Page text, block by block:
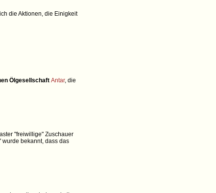
die Aktionen, die Einigkeit
Ölgesellschaft Antar, die
"freiwillige" Zuschauer
wurde bekannt, dass das